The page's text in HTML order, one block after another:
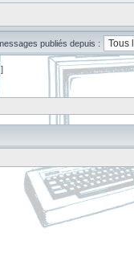
publiés depuis :